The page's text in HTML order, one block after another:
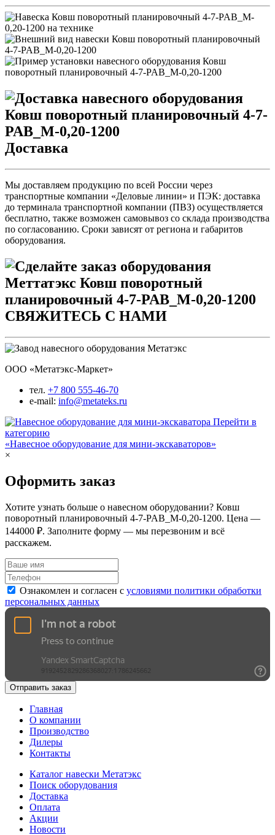
Доставка
Мы доставляем продукцию по всей России через
транспортные компании «Деловые линии» и ПЭК: доставка
до терминала транспортной компании (ПВЗ) осуществляется
бесплатно, также возможен самовывоз со склада производства
по согласованию. Сроки зависят от региона и габаритов
оборудования.
СВЯЖИТЕСЬ С НАМИ
ООО «Метатэкс-Маркет»
тел. +7 800 555-46-70
e-mail: info@metateks.ru
Перейти в
категорию
«Навесное оборудование для мини-экскаваторов»
×
Оформить заказ
Хотите узнать больше о навесном оборудовании? Ковш
поворотный планировочный 4-7-PAB_M-0,20-1200. Цена —
144000 ₽. Заполните форму — мы перезвоним и всё
расскажем.
Ознакомлен и согласен с условиями политики обработки
персональных данных
Отправить заказ
Главная
О компании
Производство
Дилеры
Контакты
Каталог навески Метатэкс
Поиск оборудования
Доставка
Оплата
Акции
Новости